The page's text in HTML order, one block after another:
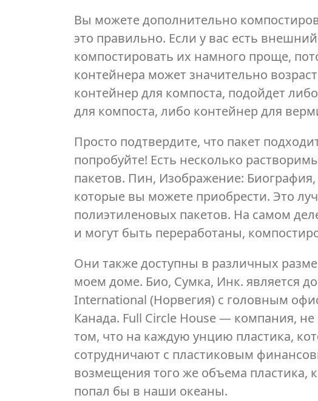
Вы можете дополнительно
это правильно. Если у вас есть
компостировать их намного проще,
контейнера может значительно
контейнер для компоста, подойдет
для компоста, либо контейнер для
Просто подтвердите, что пакет
попробуйте! Есть несколько
пакетов. Пин, Изображение:
которые вы можете приобрести. Это
полиэтиленовых пакетов. На самом
и могут быть переработаны,
Они также доступны в различных
моем доме. Био, Сумка, Инк. является
International (Норвегия) с головным
Канада. Full Circle House — компания,
том, что на каждую унцию пластика,
сотрудничают с пластиковым
возмещения того же объема пластика,
попал бы в наши океаны.